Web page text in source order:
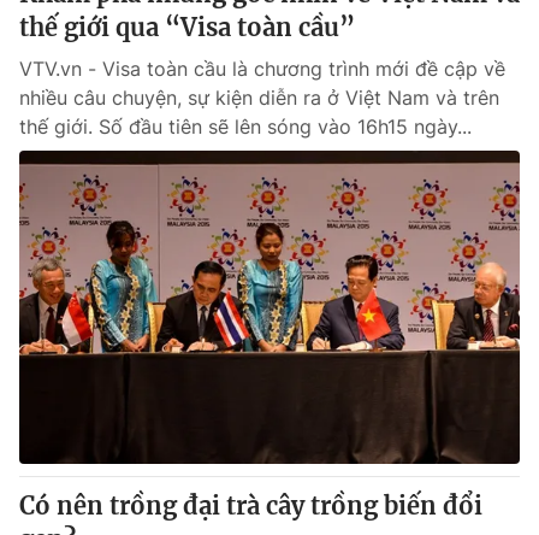
thế giới qua “Visa toàn cầu”
VTV.vn - Visa toàn cầu là chương trình mới đề cập về
nhiều câu chuyện, sự kiện diễn ra ở Việt Nam và trên
thế giới. Số đầu tiên sẽ lên sóng vào 16h15 ngày...
Có nên trồng đại trà cây trồng biến đổi